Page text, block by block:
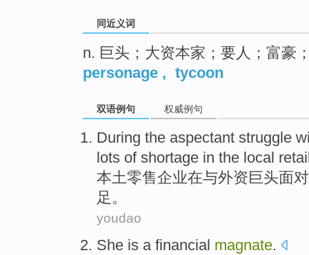
同近义词
n. 巨头；大资本家；要人；富
personage , tycoon
双语例句 权威例句
During the aspectant struggle
lots of shortage in the local
本土零售企业在与外资巨头面
足 。
youdao
She is a financial magnate.